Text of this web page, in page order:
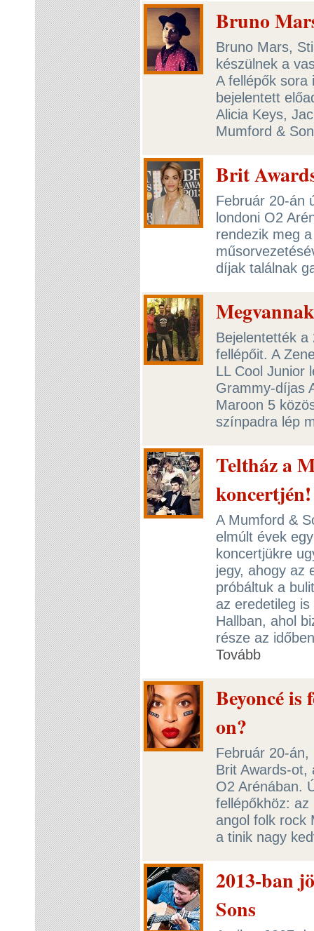
Bruno
Bruno Mars,
készülnek a
A fellépők sora
bejelentett
Alicia Keys,
Mumford &
Brit
Február 20-án
londoni O2
rendezik meg
díjak találnak
Bejelentették
fellépőit. A
LL Cool Junior
Grammy-díjas
Maroon 5
színpadra lép
Teltház a
koncertjén!
A Mumford &
elmúlt évek
koncertjükre
jegy, ahogy az
próbáltuk a
az eredetileg
Hallban, ahol
része az
Tovább
Beyoncé
on?
Február 20-
Brit Awards-ot,
O2 Arénában.
fellépőkhöz:
angol folk rock
a tinik nagy
2013-ban
Sons